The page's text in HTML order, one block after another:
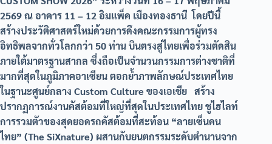
2569 ณ อาคาร 11 – 12 อิมแพ็ค เมืองทองธานี โดยปีนี้
สร้างประวัติศาสตร์ใหม่ด้วยการดึงคณะกรรมการผู้ทรง
อิทธิพลจากทั่วโลกกว่า 50 ท่าน บินตรงสู่ไทยเพื่อร่วมตัดสิน
ภายใต้มาตรฐานสากล ซึ่งถือเป็นจำนวนกรรมการต่างชาติที่
มากที่สุดในภูมิภาคอาเซียน ตอกย้ำภาพลักษณ์ประเทศไทย
ในฐานะศูนย์กลาง Custom Culture ของเอเชีย สร้าง
ปรากฏการณ์งานคัสต้อมที่ใหญ่ที่สุดในประเทศไทย ชูไฮไลท์
การรวมตัวของสุดยอดรถคัสต้อมที่สะท้อน “ลายเซ็นคน
ไทย” (The SiXnature) ผสานกับยนตกรรมระดับตำนานจาก